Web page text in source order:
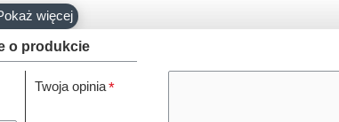
o produkcie
Twoja opinia